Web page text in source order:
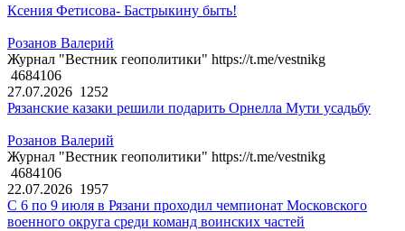
Ксения Фетисова- Бастрыкину быть!
Розанов Валерий
Журнал "Вестник геополитики" https://t.me/vestnikg
4684106
27.07.2026 1252
Рязанские казаки решили подарить Орнелла Мути усадьбу
Розанов Валерий
Журнал "Вестник геополитики" https://t.me/vestnikg
4684106
22.07.2026 1957
С 6 по 9 июля в Рязани проходил чемпионат Московского
военного округа среди команд воинских частей